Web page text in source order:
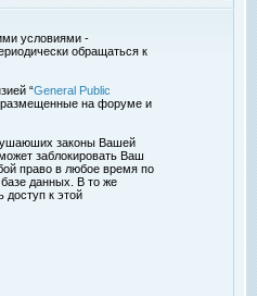
условиями -
обращаться к
“General Public
размещенные на форуме и
законы Вашей
заблокировать Ваш
право в любое время по
данных. В то же
доступ к этой